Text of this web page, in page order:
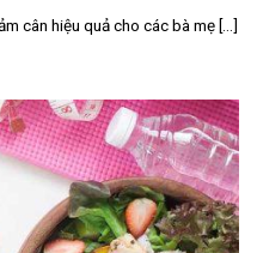
cân hiệu quả cho các bà mẹ [...]